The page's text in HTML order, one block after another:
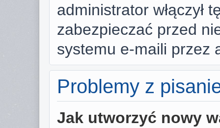
administrator włączył
zabezpieczać przed
systemu e-maili przez
Problemy z
Jak utworzyć nowy